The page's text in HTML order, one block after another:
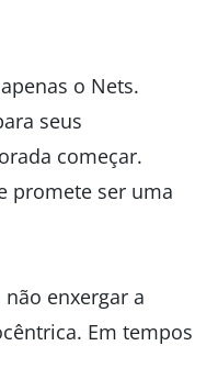
o Nets.
seus
começar.
promete ser uma
enxergar a
Em tempos